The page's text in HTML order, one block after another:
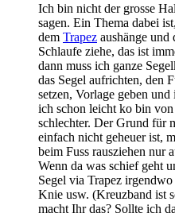
Ich bin nicht der grosse
sagen. Ein Thema dabei
dem Trapez aushänge und
Schlaufe ziehe, das ist
dann muss ich ganze
das Segel aufrichten, den
setzen, Vorlage geben
ich schon leicht ko bin
schlechter. Der Grund für
einfach nicht geheuer ist,
beim Fuss rausziehen nur
Wenn da was schief geht
Segel via Trapez
Knie usw. (Kreuzband ist
macht Ihr das? Sollte ich